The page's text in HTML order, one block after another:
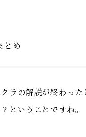
とめ
ラの解説が終わった
ということですね。